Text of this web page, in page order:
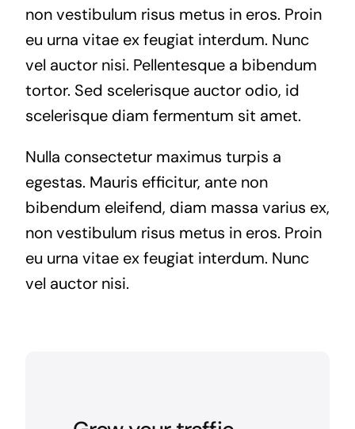
non vestibulum risus metus in eros. Proin
eu urna vitae ex feugiat interdum. Nunc
vel auctor nisi. Pellentesque a bibendum
tortor. Sed scelerisque auctor odio, id
scelerisque diam fermentum sit amet.
Nulla consectetur maximus turpis a
egestas. Mauris efficitur, ante non
bibendum eleifend, diam massa varius ex,
non vestibulum risus metus in eros. Proin
eu urna vitae ex feugiat interdum. Nunc
vel auctor nisi.